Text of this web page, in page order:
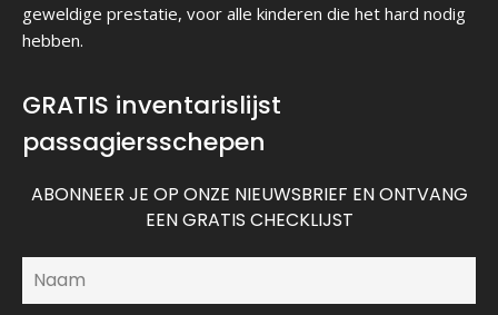
geweldige prestatie, voor alle kinderen die het hard nodig
hebben.
GRATIS inventarislijst
passagiersschepen
ABONNEER JE OP ONZE NIEUWSBRIEF EN ONTVANG
EEN GRATIS CHECKLIJST